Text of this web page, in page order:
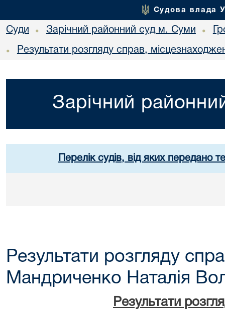
Судова влада
Суди • Зарічний районний суд м. Суми •
• Результати розгляду справ,
Зарічний
Перелік судів, від яких передано
Результати розгляду
Мандриченко Наталія
Результати